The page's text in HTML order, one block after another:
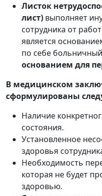
Листок
лист) выполняет
сотрудника от
является
по себе
основанием для
В медицинском
сформулированы
Наличие
состояния.
Установленное
здоровья
Необходимость
которая не будет
здоровью.